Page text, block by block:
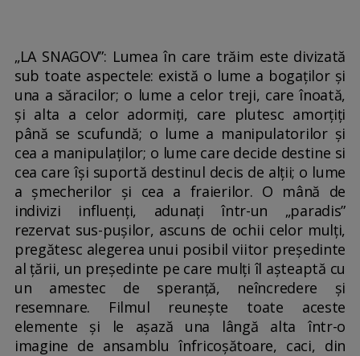
„LA SNAGOV”: Lumea în care trăim este divizată
sub toate aspectele: există o lume a bogaților și
una a săracilor; o lume a celor treji, care înoată,
și alta a celor adormiți, care plutesc amorțiți
până se scufundă; o lume a manipulatorilor și
cea a manipulaților; o lume care decide destine si
cea care își suportă destinul decis de alții; o lume
a șmecherilor și cea a fraierilor. O mână de
indivizi influenți, adunați într-un „paradis”
rezervat sus-pușilor, ascuns de ochii celor mulți,
pregătesc alegerea unui posibil viitor președinte
al țării, un președinte pe care mulți îl așteaptă cu
un amestec de speranță, neîncredere și
resemnare. Filmul reunește toate aceste
elemente și le așază una lângă alta într-o
imagine de ansamblu înfricoșătoare, caci, din